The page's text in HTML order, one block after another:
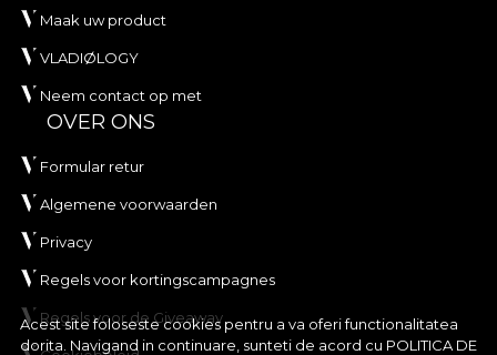
Acest site foloseste cookies pentru a va oferi functionalitatea
dorita. Navigand in continuare, sunteti de acord cu POLITICA DE
Maak uw product
VLADIØLOGY
Neem contact op met
OVER ONS
Formular retur
Algemene voorwaarden
Privacy
Regels voor kortingscampagnes
Regels voor de Giveaway